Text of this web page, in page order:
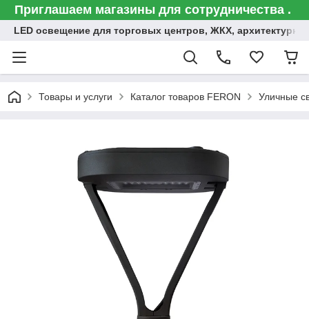
Приглашаем магазины для сотрудничества .
LED освещение для торговых центров, ЖКХ,
Товары и услуги Каталог товаров FERON Уличные